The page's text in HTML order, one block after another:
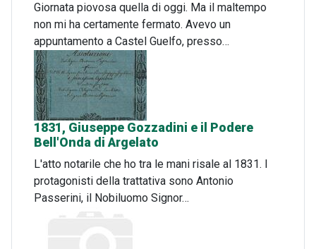
Giornata piovosa quella di oggi. Ma il maltempo
non mi ha certamente fermato. Avevo un
appuntamento a Castel Guelfo, presso…
1831, Giuseppe Gozzadini e il Podere
Bell'Onda di Argelato
L'atto notarile che ho tra le mani risale al 1831. I
protagonisti della trattativa sono Antonio
Passerini, il Nobiluomo Signor…